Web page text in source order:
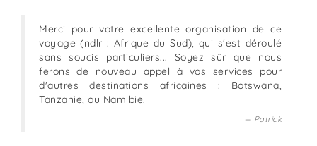
Merci pour votre excellente organisation de ce
voyage (ndlr : Afrique du Sud), qui s'est déroulé
sans soucis particuliers... Soyez sûr que nous
ferons de nouveau appel à vos services pour
d'autres destinations africaines : Botswana,
Tanzanie, ou Namibie.
Patrick